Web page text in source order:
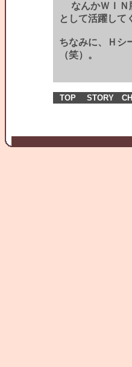
なんかＷＩ
として活躍して
ちなみに、Ｈシ
（笑）。
TOP STORY